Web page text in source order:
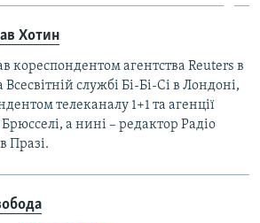
Хотин
кореспондентом агентства Reuters в
Всесвітній службі Бі-Бі-Сі в Лондоні,
телеканалу 1+1 та агенції
а нині – редактор Радіо
Празі.